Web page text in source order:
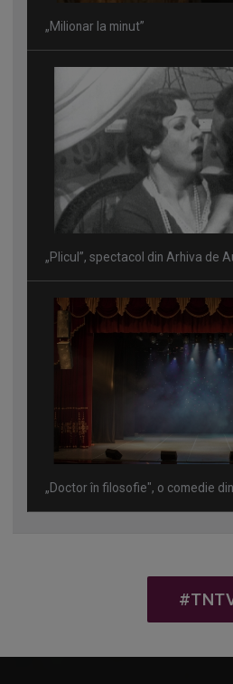
„Milionar la minut”
„Plicul”, spectacol din Arhiva de
„Doctor în filosofie", o comedie